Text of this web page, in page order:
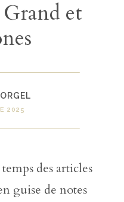
et
2025
des articles
guise de notes